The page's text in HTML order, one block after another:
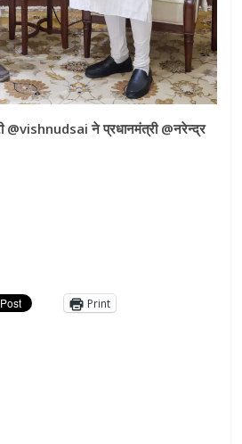
@vishnudsai ने प्रधानमंत्री @नरेन्द्र
Print